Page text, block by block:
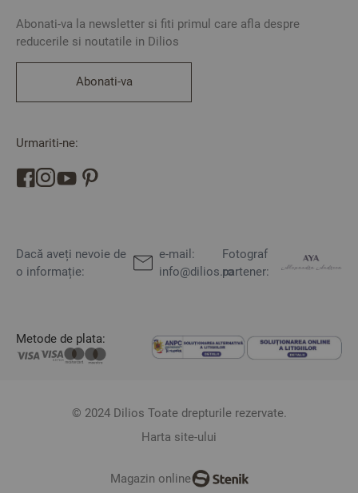
Abonati-va la newsletter si fiti primul care afla despre
reducerile si noutatile in Dilios
Abonati-va
Urmariti-ne:
Dacă aveți nevoie de
o informație:
e-mail:
info@dilios.ro
Fotograf
partener:
Metode de plata:
© 2024 Dilios Toate drepturile rezervate.
Harta site-ului
Magazin online